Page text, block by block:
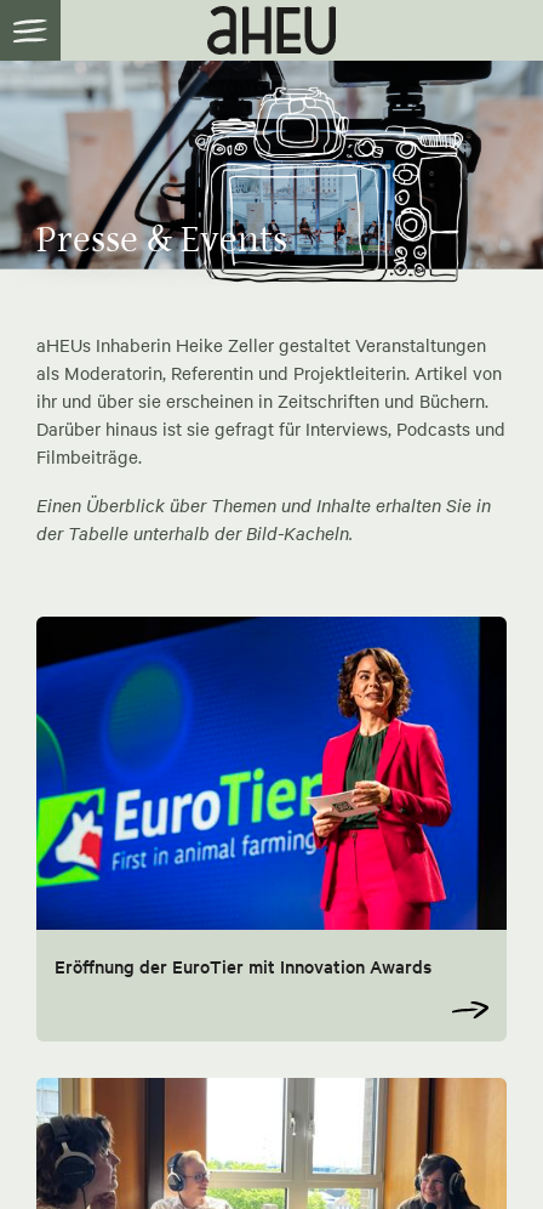
Presse & Events
aHEUs Inhaberin Heike Zeller gestaltet Veranstaltungen
als Moderatorin, Referentin und Projektleiterin. Artikel von
ihr und über sie erscheinen in Zeitschriften und Büchern.
Darüber hinaus ist sie gefragt für Interviews, Podcasts und
Filmbeiträge.
Einen Überblick über Themen und Inhalte erhalten Sie in
der Tabelle unterhalb der Bild-Kacheln.
Eröffnung der EuroTier mit Innovation Awards